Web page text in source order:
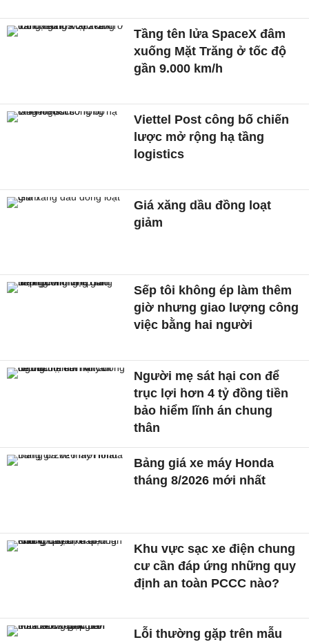
Tầng tên lửa SpaceX đâm
xuống Mặt Trăng ở tốc độ
gần 9.000 km/h
Viettel Post công bố chiến
lược mở rộng hạ tầng
logistics
Giá xăng dầu đồng loạt
giảm
Sếp tôi không ép làm thêm
giờ nhưng giao lượng công
việc bằng hai người
Người mẹ sát hại con để
trục lợi hơn 4 tỷ đồng tiền
bảo hiểm lĩnh án chung
thân
Bảng giá xe máy Honda
tháng 8/2026 mới nhất
Khu vực sạc xe điện chung
cư cần đáp ứng những quy
định an toàn PCCC nào?
Lỗi thường gặp trên mẫu